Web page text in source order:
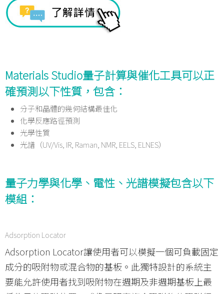
Materials Studio量子計算與催化工具可以正
確預測以下性質，包含：
分子和晶體的幾何結構最佳化
化學反應路徑預測
光學性質
光譜（UV/Vis, IR, Raman, NMR, EELS, ELNES）
量子力學與化學、電性、光譜模擬包含以下
模組：
Adsorption Locator
Adsorption Locator讓使用者可以模擬一個可負載固定
成分的吸附物或混合物的基板。此獨特設計的系統主
要能允許使用者找到吸附物在週期及非週期基板上最